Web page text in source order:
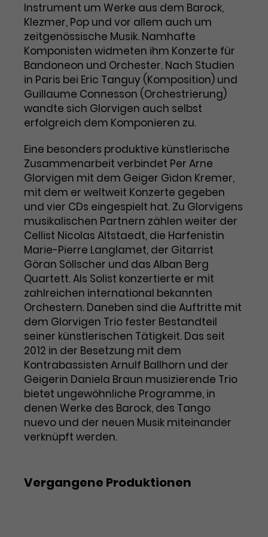
Benutzer*in wiedererkannt werden,
und es wird Zugang zu
geschützten Bereichen gewährt.
Name cookie_optin
Anbieter TYPO3
Zweck
Enthält die gewählten Tracking-
Optin-Einstellungen.
Laufzeit 2 Jahre
Zweck
Dieses Cookie wird von Google
Analytics installiert. Das Cookie
wird verwendet, um
Besucher*innen-, Sitzungs- und
Kampagnendaten zu berechnen
und die Nutzung der Website für
den Analysebericht der Website zu
Informationen anonym und weisen
eine zufallsgenerierte Nummer zu,
um Besuche zu erkennen.
Name _gid
Anbieter Google Analytics
Laufzeit 1 Tag
Zweck
Dieses Cookie wird von Google
Analytics installiert. Das Cookie
wird verwendet, um Informationen
darüber zu speichern, wie
Besucher*innen eine Website
nutzen, und hilft bei der Erstellung
eines Analyseberichts über die
Performance der Website. Die
erhobenen Daten umfassen in
anonymisierter Form die Anzahl
Marketing
Diese Gruppe beinhaltet alle Scripte, die es uns
ermöglichen die Leistung unserer
Werbekampagnen zu analysieren und
Conversions zu messen. Außerdem helfen sie
uns dabei Werbeanzeigen und Inhalte besser auf
die Interessen unserer Nutzer abzustimmen.
Name
_gcl_au
Anbieter Google Ads
Laufzeit 3 Monate
Zweck
Wird von Google verwendet, um
die Effizienz von Werbeanzeigen zu
messen und Conversions zu
speichern. Dieses Cookie hilft dabei
nachzuvollziehen, ob Nutzer über
Google-Anzeigen auf unsere
Website gelangt sind.
Name _gcl_aw
Anbieter Google Ads
Laufzeit 3 Monate
Zweck
Dieses Cookie speichert
Informationen zu Werbeklicks und
dient der Zuordnung von
Conversions zu Google Ads-
Cookie-Informationen
Instrument um Werke aus dem Barock,
Klezmer, Pop und vor allem auch um
zeitgenössische Musik. Namhafte
Komponisten widmeten ihm Konzerte für
Bandoneon und Orchester. Nach Studien
in Paris bei Eric Tanguy (Komposition) und
Guillaume Connesson (Orchestrierung)
wandte sich Glorvigen auch selbst
erfolgreich dem Komponieren zu.
Eine besonders produktive künstlerische
Zusammenarbeit verbindet Per Arne
Glorvigen mit dem Geiger Gidon Kremer,
mit dem er weltweit Konzerte gegeben
und vier CDs eingespielt hat. Zu Glorvigens
musikalischen Partnern zählen weiter der
Cellist Nicolas Altstaedt, die Harfenistin
Marie-Pierre Langlamet, der Gitarrist
Göran Söllscher und das Alban Berg
Quartett. Als Solist konzertierte er mit
zahlreichen international bekannten
Orchestern. Daneben sind die Auftritte mit
dem Glorvigen Trio fester Bestandteil
seiner künstlerischen Tätigkeit. Das seit
2012 in der Besetzung mit dem
Kontrabassisten Arnulf Ballhorn und der
Geigerin Daniela Braun musizierende Trio
bietet ungewöhnliche Programme, in
denen Werke des Barock, des Tango
nuevo und der neuen Musik miteinander
verknüpft werden.
Vergangene Produktionen